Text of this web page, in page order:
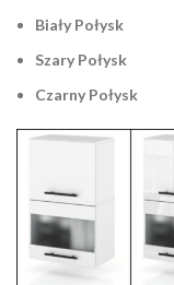
Biały Połysk
Szary Połysk
Czarny Połysk